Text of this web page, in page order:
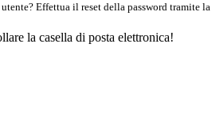
Effettua il reset della password tramite la
la casella di posta elettronica!